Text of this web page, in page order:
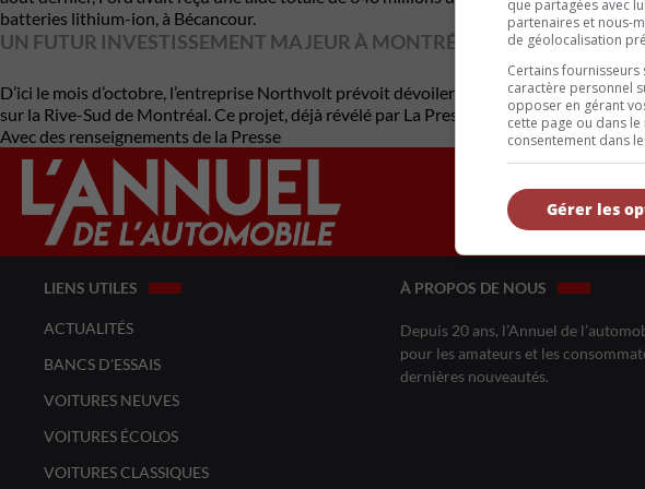
batteries lithium-ion, à Bécancour.
UN FUTUR INVESTISSEMENT MAJEUR À MONTRÉAL
D’ici le mois d’octobre, l’entreprise Northvolt prévoit dévoiler un investissement de 7
sur la Rive-Sud de Montréal. Ce projet, déjà révélé par La Presse, constitue le plus
Avec des renseignements de la Presse
LIENS UTILES
ACTUALITÉS
BANCS D'ESSAIS
VOITURES NEUVES
VOITURES ÉCOLOS
VOITURES CLASSIQUES
À PROPOS DE NOUS
Depuis 20 ans, l’Annuel de
pour les amateurs et les
dernières nouveautés.
que partagées avec
partenaires et nous-
de géolocalisation
Certains
caractère personnel
opposer en gérant
cette page ou dans
consentement dans
Gérer les